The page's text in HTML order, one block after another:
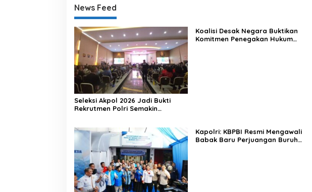
News Feed
Seleksi Akpol 2026 Jadi Bukti
Rekrutmen Polri Semakin
Koalisi Desak Negara Buktikan
Komitmen Penegakan Hukum
Kapolri: KBPBI Resmi Mengawali
Babak Baru Perjuangan Buruh